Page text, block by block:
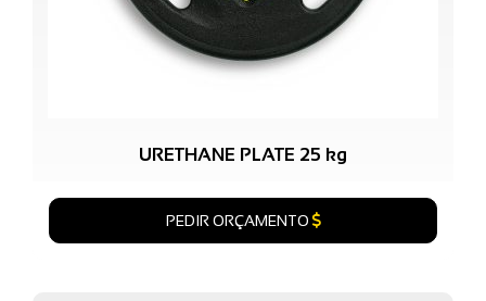
URETHANE PLATE 25 kg
PEDIR ORÇAMENTO